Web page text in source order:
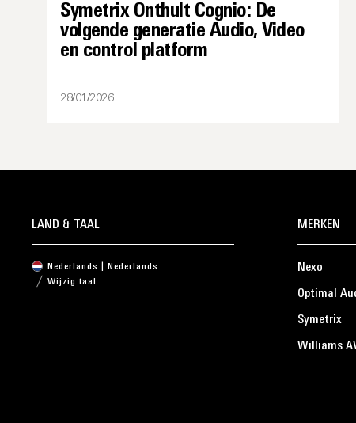
Symetrix Onthult Cognio: De
volgende generatie Audio, Video
en control platform
28/01/2026
MERKEN
Nexo
Optimal
Symetrix
Williams
LAND & TAAL
Nederlands | Nederlands
Wijzig taal